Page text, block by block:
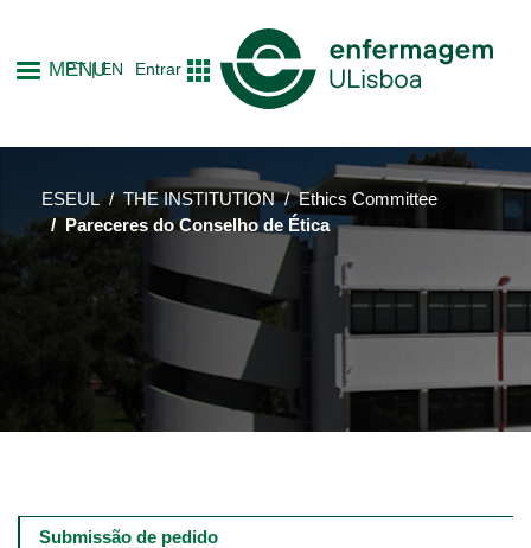
to
main
content
MENU
PT EN Entrar
ESEUL THE INSTITUTION
Ethics Committee
Pareceres do Conselho de Ética
Main
navigation
Submissão de pedido